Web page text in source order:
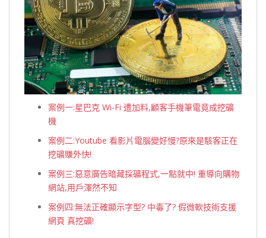
案例一:星巴克 Wi-Fi 遭加料,顧客手機筆電竟成挖礦
機
案例二:Youtube 看影片電腦變好慢?原來是駭客正在
挖礦賺外快!
案例三:惡意廣告暗藏採礦程式,一點就中! 重導向購物
網站,用戶渾然不知
案例四:無法正確顯示字型? 中毒了? 假微軟技術支援
網頁 真挖礦!